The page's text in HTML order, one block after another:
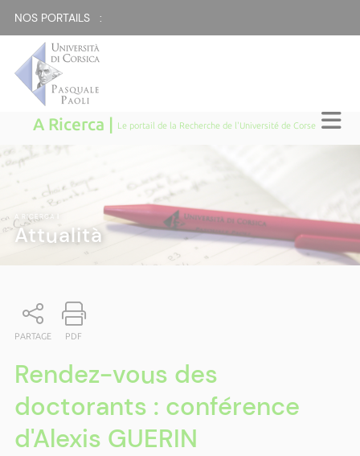
NOS PORTAILS :
A Ricerca | Le portail de la Recherche de l'Université de Corse
A RICERCA
Attualità
PARTAGE PDF
Rendez-vous des
doctorants : conférence
d'Alexis GUERIN